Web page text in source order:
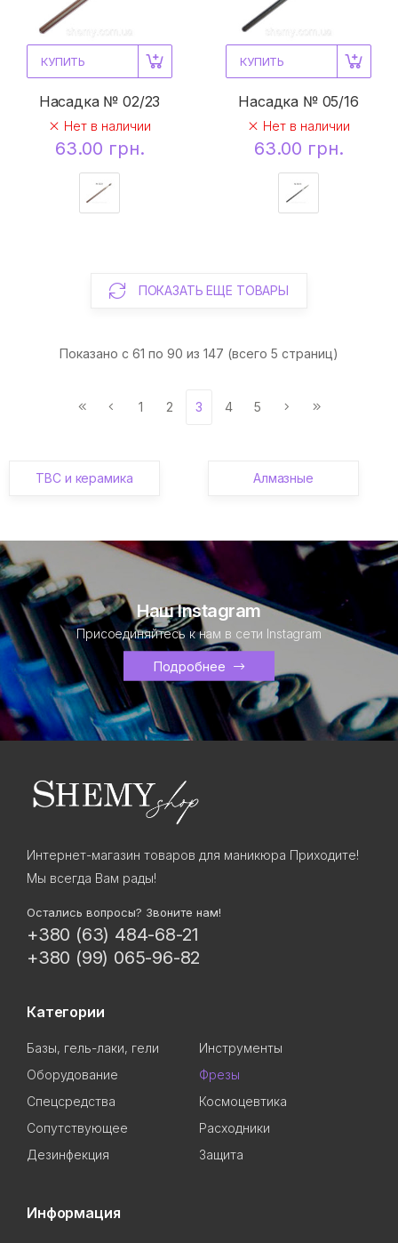
КУПИТЬ
Насадка № 02/23
Нет в наличии
63.00 грн.
КУПИТЬ
Насадка № 05/16
Нет в наличии
63.00 грн.
ПОКАЗАТЬ ЕЩЕ ТОВАРЫ
Показано с 61 по 90 из 147 (всего 5 страниц)
1 2 3 4 5
ТВС и керамика Алмазные
Наш Instagram
Присоединяйтесь к нам в сети Instagram
Подробнее
Интернет-магазин товаров для маникюра Приходите!
Мы всегда Вам рады!
Остались вопросы? Звоните нам!
+380 (63) 484-68-21
+380 (99) 065-96-82
Категории
Базы, гель-лаки, гели
Инструменты
Оборудование
Фрезы
Спецсредства
Космоцевтика
Сопутствующее
Расходники
Дезинфекция
Защита
Информация